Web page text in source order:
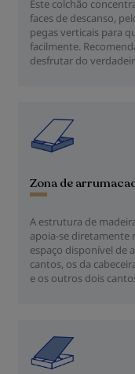
Este colchão
faces de descanso,
pegas verticais para
facilmente.
desfrutar do
Zona de
A estrutura de
apoia-se diretamente
espaço disponível de
cantos, os da
e os outros dois